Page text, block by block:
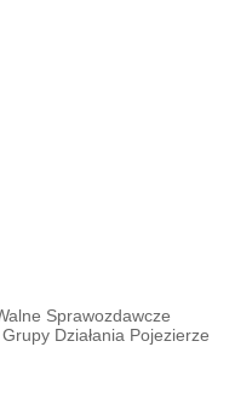
Sprawozdawcze
Działania Pojezierze